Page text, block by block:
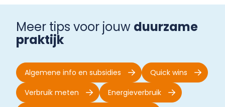
Meer tips voor jouw duurzame
praktijk
Algemene info en subsidies
Quick wins
Verbruik meten
Energieverbruik